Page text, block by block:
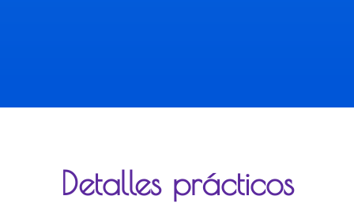
Detalles prácticos